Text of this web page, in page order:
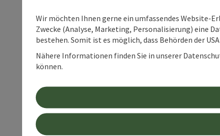
Wir möchten Ihnen gerne ein umfassendes Website-
Zwecke (Analyse, Marketing, Personalisierung) eine
bestehen. Somit ist es möglich, dass Behörden der
Nähere Informationen finden Sie in unserer
können.